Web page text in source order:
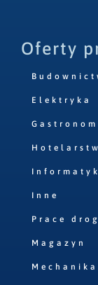
Oferty
Elektryka
Inne
Prace
Magazyn